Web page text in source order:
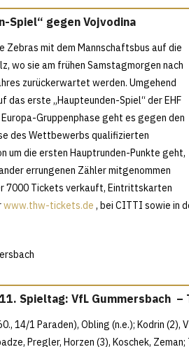
Spiel“ gegen Vojvodina
Zebras mit dem Mannschaftsbus auf die
wo sie am frühen Samstagmorgen nach
zurückerwartet werden. Umgehend
erste „Haupteunden-Spiel“ der EHF
Gruppenphase geht es gegen den
des Wettbewerbs qualifizierten
um die ersten Hauptrunden-Punkte geht,
errungenen Zähler mitgenommen
7000 Tickets verkauft, Eintrittskarten
www.thw-tickets.de , bei CITTI sowie in
Spieltag: VfL Gummersbach –
14/1 Paraden), Obling (n.e.); Kodrin (2),
Pregler, Horzen (3), Koschek, Zeman;